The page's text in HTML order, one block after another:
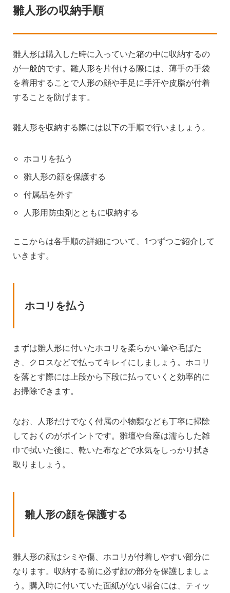
雛人形の収納手順
雛人形は購入した時に入っていた箱の中に収納するの
が一般的です。雛人形を片付ける際には、薄手の手袋
を着用することで人形の顔や手足に手汗や皮脂が付着
することを防げます。
雛人形を収納する際には以下の手順で行いましょう。
ホコリを払う
雛人形の顔を保護する
付属品を外す
人形用防虫剤とともに収納する
ここからは各手順の詳細について、1つずつご紹介して
いきます。
ホコリを払う
まずは雛人形に付いたホコリを柔らかい筆や毛ばた
き、クロスなどで払ってキレイにしましょう。ホコリ
を落とす際には上段から下段に払っていくと効率的に
お掃除できます。
なお、人形だけでなく付属の小物類なども丁寧に掃除
しておくのがポイントです。雛壇や台座は濡らした雑
巾で拭いた後に、乾いた布などで水気をしっかり拭き
取りましょう。
雛人形の顔を保護する
雛人形の顔はシミや傷、ホコリが付着しやすい部分に
なります。収納する前に必ず顔の部分を保護しましょ
う。購入時に付いていた面紙がない場合には、ティッ